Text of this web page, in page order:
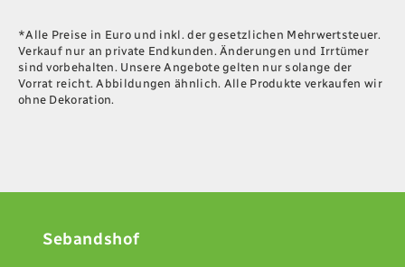
*Alle Preise in Euro und inkl. der gesetzlichen Mehrwertsteuer.
Verkauf nur an private Endkunden. Änderungen und Irrtümer
sind vorbehalten. Unsere Angebote gelten nur solange der
Vorrat reicht. Abbildungen ähnlich. Alle Produkte verkaufen wir
ohne Dekoration.
Sebandshof